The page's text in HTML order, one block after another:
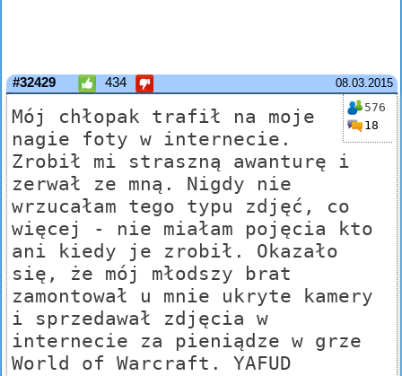
08.03.2015
#32429 434
576
18
Mój chłopak trafił na moje
nagie foty w internecie.
Zrobił mi straszną awanturę i
zerwał ze mną. Nigdy nie
wrzucałam tego typu zdjęć, co
więcej - nie miałam pojęcia kto
ani kiedy je zrobił. Okazało
się, że mój młodszy brat
zamontował u mnie ukryte kamery
i sprzedawał zdjęcia w
internecie za pieniądze w grze
World of Warcraft. YAFUD